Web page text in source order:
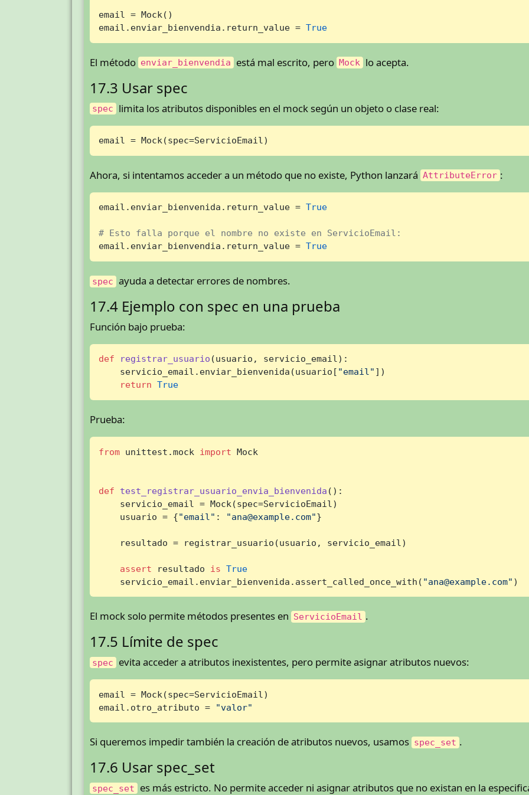
email = Mock()
email.enviar_bienvendia.return_value = True
El método enviar_bienvendia está mal escrito, pero Mock lo acepta.
17.3 Usar spec
spec limita los atributos disponibles en el mock según un objeto o clase real:
email = Mock(spec=ServicioEmail)
Ahora, si intentamos acceder a un método que no existe, Python lanzará AttributeError :
email.enviar_bienvenida.return_value = True
# Esto falla porque el nombre no existe en ServicioEmail:
email.enviar_bienvendia.return_value = True
spec ayuda a detectar errores de nombres.
17.4 Ejemplo con spec en una prueba
Función bajo prueba:
def registrar_usuario (usuario, servicio_email ):
    servicio_email.enviar_bienvenida(usuario[
"email" ])
return True
Prueba:
from unittest.mock import Mock
def test_registrar_usuario_envia_bienvenida ():
    servicio_email = Mock(spec=ServicioEmail)
    usuario = {
"email" : "ana@example.com"}
    resultado = registrar_usuario(usuario, servicio_email)
assert resultado is True
    servicio_email.enviar_bienvenida.assert_called_once_with(
"ana@example.com" )
El mock solo permite métodos presentes en ServicioEmail .
17.5 Límite de spec
spec evita acceder a atributos inexistentes, pero permite asignar atributos nuevos:
email = Mock(spec=ServicioEmail)
email.otro_atributo =
"valor"
Si queremos impedir también la creación de atributos nuevos, usamos spec_set .
17.6 Usar spec_set
spec_set es más estricto. No permite acceder ni asignar atributos que no existan en la